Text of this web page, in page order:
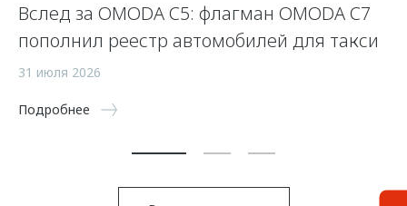
Вслед за OMODA C5: флагман OMODA C7
пополнил реестр автомобилей для такси
31 июля 2026
Подробнее